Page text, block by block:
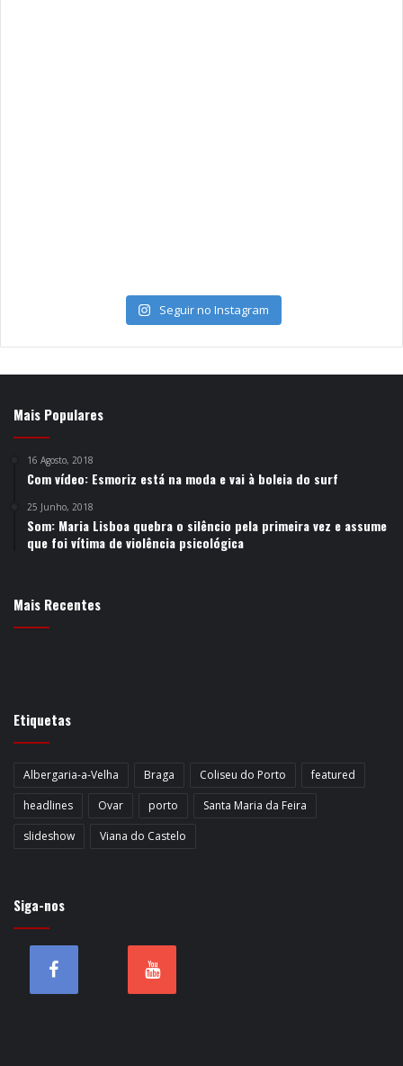
Seguir no Instagram
Mais Populares
16 Agosto, 2018
Com vídeo: Esmoriz está na moda e vai à boleia do surf
25 Junho, 2018
Som: Maria Lisboa quebra o silêncio pela primeira vez e assume
que foi vítima de violência psicológica
Mais Recentes
Etiquetas
Albergaria-a-Velha Braga Coliseu do Porto
featured
headlines
Ovar porto
Santa Maria da Feira
slideshow
Viana do Castelo
Siga-nos